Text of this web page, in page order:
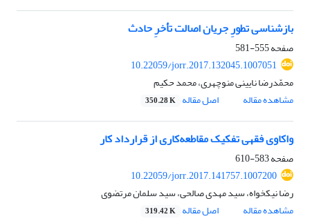
بازشناسی تطورِ جریان اصالت تأخرِ حادث
صفحه555-581
10.22059/jorr.2017.132045.1007051
محمّدرضا نایینی منوچهری، محمد حکیم
مشاهده مقاله
اصل مقاله 350.28 K
واکاوی فقهی تفکیک مقاطعه‌کاری از قرارداد کار
صفحه583-610
10.22059/jorr.2017.141757.1007200
رضا نیکخواه، سید مهدی صالحی، سید سلمان مرتضوی
مشاهده مقاله
اصل مقاله 319.42 K